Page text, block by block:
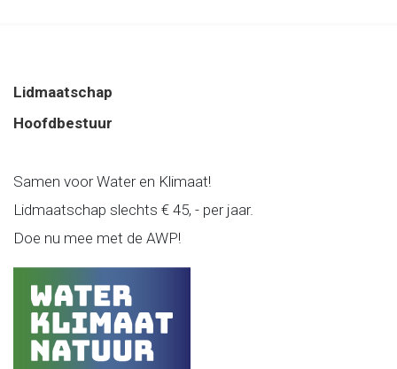
Lidmaatschap
Hoofdbestuur
Samen voor Water en Klimaat!
Lidmaatschap slechts € 45, - per jaar.
Doe nu mee met de AWP!